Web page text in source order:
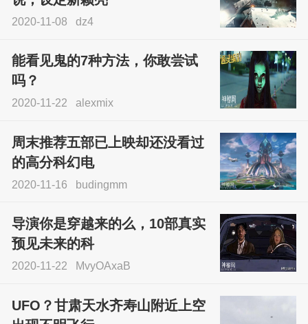
2020-11-08 dz4
能看见鬼的7种方法，你敢尝试
吗？
2020-11-22 alexmix
周末推荐五部已上映却还没看过
的高分科幻电
2020-11-16 budingmm
导演你是穿越来的么，10部真实
预见未来的科
2020-11-22 MvyOAxaB
UFO？甘肃天水齐寿山附近上空